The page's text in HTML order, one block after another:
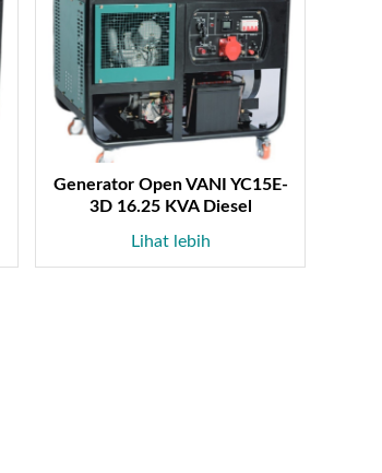
Generator Open VANI YC15E-
3D 16.25 KVA Diesel
Lihat lebih